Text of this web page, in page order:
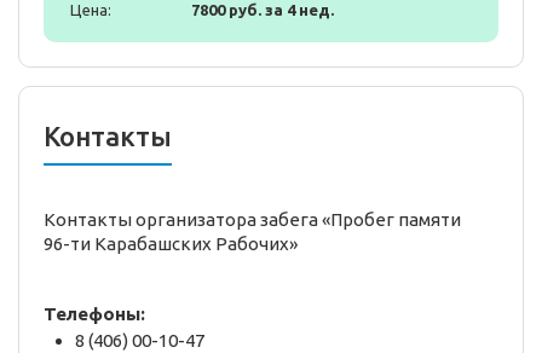
Цена:
7800 руб. за 4 нед.
Контакты
Контакты организатора забега «Пробег памяти
96-ти Карабашских Рабочих»
Телефоны:
8 (406) 00-10-47